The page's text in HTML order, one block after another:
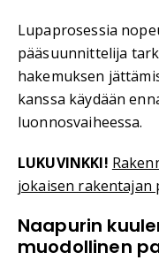
Lupaprosessia
pääsuunnittelija
hakemuksen
kanssa käydään
luonnosvaiheessa.
LUKUVINKKI!
jokaisen rakentajan
Naapurin
muodollinen